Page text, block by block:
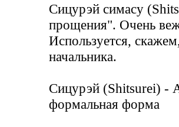
Сицурэй симасу
прощения". Очень
Используется,
начальника.
Сицурэй (Shitsurei) -
формальная форма